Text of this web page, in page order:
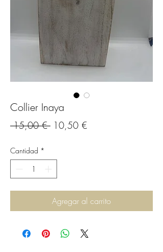
Collier Inaya
15,00 € Precio
10,50 €
Cantidad *
Agregar al carrito